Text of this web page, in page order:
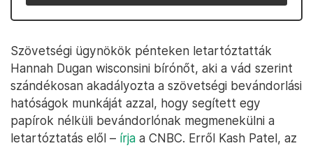
Szövetségi ügynökök pénteken letartóztatták
Hannah Dugan wisconsini bírónőt, aki a vád szerint
szándékosan akadályozta a szövetségi bevándorlási
hatóságok munkáját azzal, hogy segített egy
papírok nélküli bevándorlónak megmenekülni a
letartóztatás elől – írja a CNBC. Erről Kash Patel, az